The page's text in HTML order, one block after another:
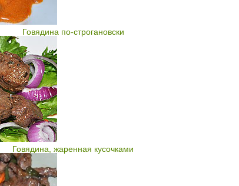
Говядина по-строгановски
Говядина, жаренная кусочками